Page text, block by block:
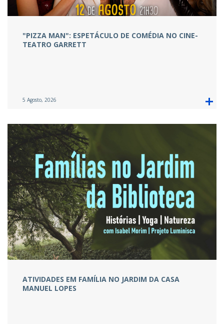
"PIZZA MAN": ESPETÁCULO DE COMÉDIA NO CINE-
TEATRO GARRETT
5 Agosto, 2026
ATIVIDADES EM FAMÍLIA NO JARDIM DA CASA
MANUEL LOPES